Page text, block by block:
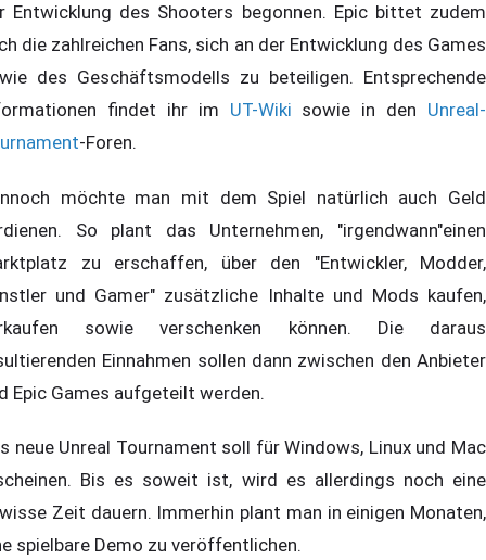
Entwicklung des Shooters begonnen. Epic bittet zudem
die zahlreichen Fans, sich an der Entwicklung des Games
des Geschäftsmodells zu beteiligen. Entsprechende
findet ihr im UT-Wiki sowie in den Unreal-
-Foren.
möchte man mit dem Spiel natürlich auch Geld
So plant das Unternehmen, "irgendwann"einen
zu erschaffen, über den "Entwickler, Modder,
und Gamer" zusätzliche Inhalte und Mods kaufen,
sowie verschenken können. Die daraus
Einnahmen sollen dann zwischen den Anbieter
Epic Games aufgeteilt werden.
neue Unreal Tournament soll für Windows, Linux und Mac
Bis es soweit ist, wird es allerdings noch eine
Zeit dauern. Immerhin plant man in einigen Monaten,
spielbare Demo zu veröffentlichen.